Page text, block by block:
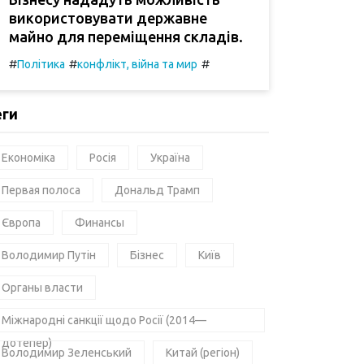
використовувати державне
майно для переміщення складів.
#Політика #конфлікт, війна та мир #
Економіка Росія Україна
Первая полоса Дональд Трамп
Європа Финансы
Володимир Путін Бізнес Київ
Органы власти
Міжнародні санкції щодо Росії (2014—
дотепер)
Володимир Зеленський Китай (регіон)